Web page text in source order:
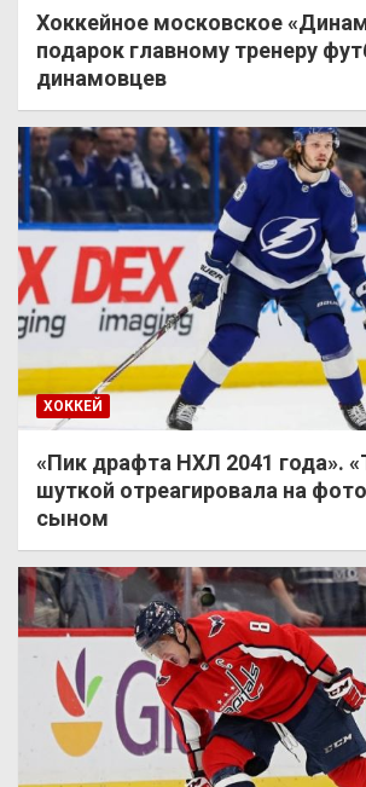
Хоккейное московское
подарок главному тренеру
динамовцев
ХОККЕЙ
«Пик драфта НХЛ 2041 года».
шуткой отреагировала на
сыном